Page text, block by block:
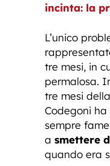
incinta: la
L’unico
tre mesi, in
permalosa.
tre mesi
Codegoni
sempre
a smettere
quando era